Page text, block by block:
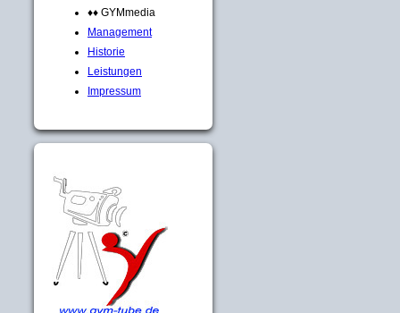
♦♦ GYMmedia
Management
Historie
Leistungen
Impressum